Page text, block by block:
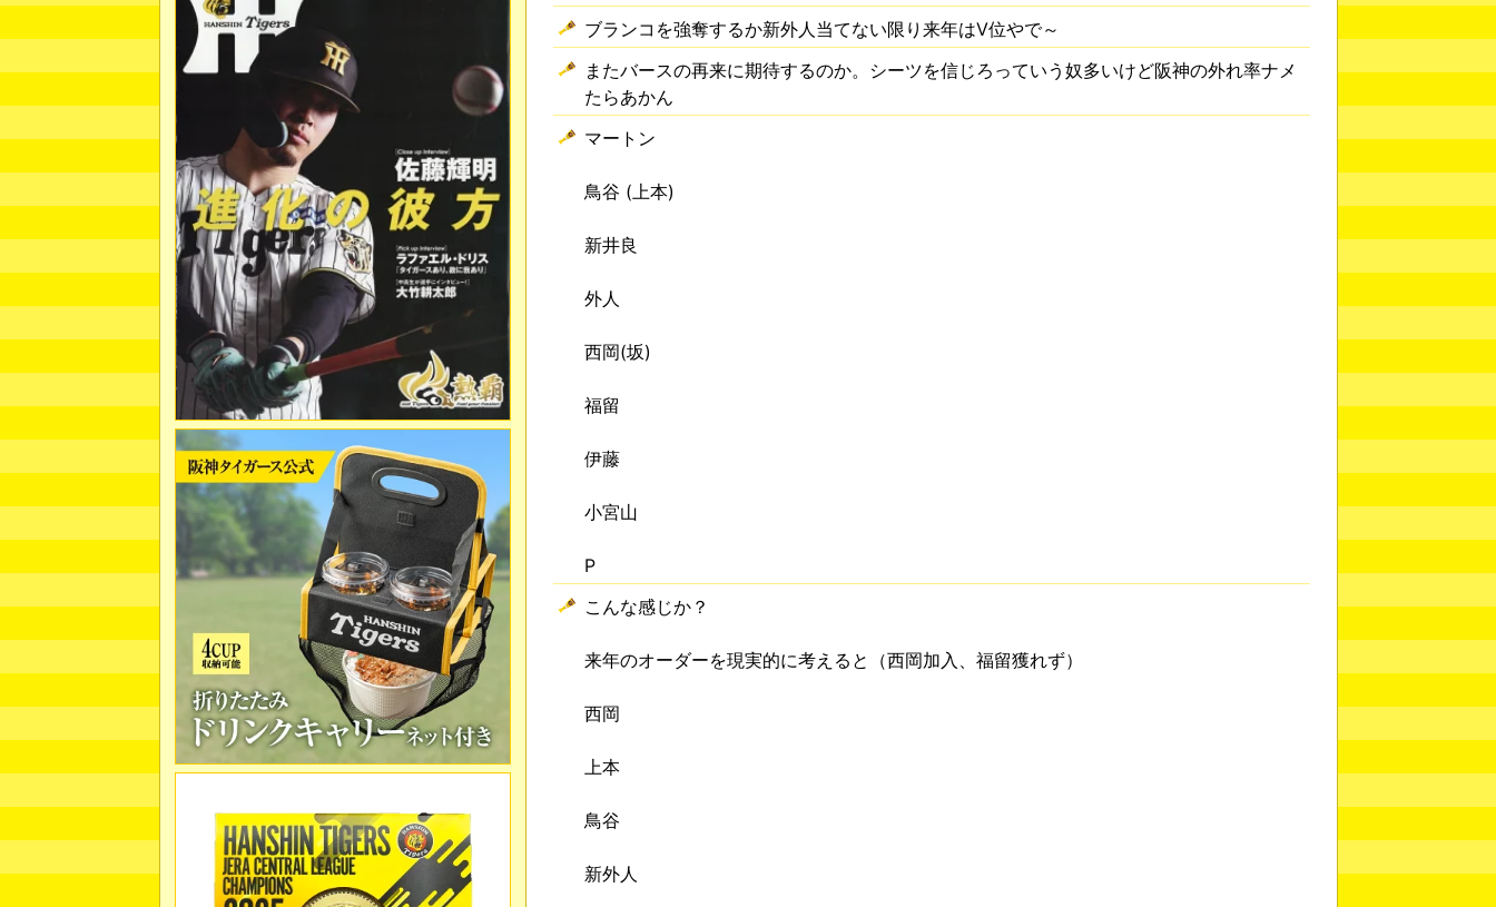
ブランコを強奪するか新外人当てない限り来年はV位やで～
またバースの再来に期待するのか。シーツを信じろっていう奴多いけど阪神の外れ率ナメ
たらあかん
マートン
鳥谷 (上本)
新井良
外人
西岡(坂)
福留
伊藤
小宮山
P
こんな感じか？
来年のオーダーを現実的に考えると（西岡加入、福留獲れず）
西岡
上本
鳥谷
新外人